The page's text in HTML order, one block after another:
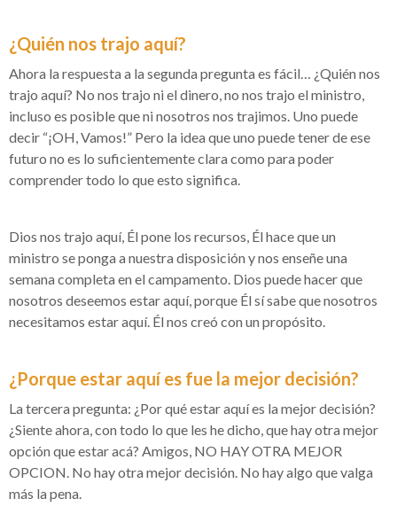
¿Quién nos trajo aquí?
Ahora la respuesta a la segunda pregunta es fácil… ¿Quién nos
trajo aquí? No nos trajo ni el dinero, no nos trajo el ministro,
incluso es posible que ni nosotros nos trajimos. Uno puede
decir “¡OH, Vamos!” Pero la idea que uno puede tener de ese
futuro no es lo suficientemente clara como para poder
comprender todo lo que esto significa.
Dios nos trajo aquí, Él pone los recursos, Él hace que un
ministro se ponga a nuestra disposición y nos enseñe una
semana completa en el campamento. Dios puede hacer que
nosotros deseemos estar aquí, porque Él sí sabe que nosotros
necesitamos estar aquí. Él nos creó con un propósito.
¿Porque estar aquí es fue la mejor decisión?
La tercera pregunta: ¿Por qué estar aquí es la mejor decisión?
¿Siente ahora, con todo lo que les he dicho, que hay otra mejor
opción que estar acá? Amigos, NO HAY OTRA MEJOR
OPCION. No hay otra mejor decisión. No hay algo que valga
más la pena.